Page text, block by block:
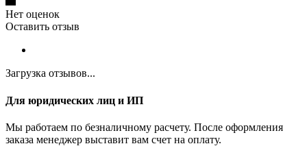
Нет оценок
Оставить отзыв
Загрузка отзывов...
Для юридических лиц и ИП
Мы работаем по безналичному расчету. После оформления
заказа менеджер выставит вам счет на оплату.